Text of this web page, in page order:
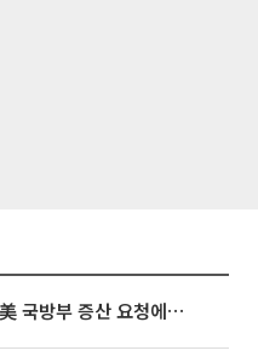
[특징주] “탄약 부족하다“ 美 국방부 증산 요청에⋯국내 방산주 급등세